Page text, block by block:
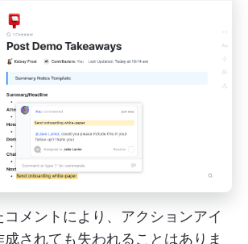
メントにより、アクションアイ
されても失われることはありま